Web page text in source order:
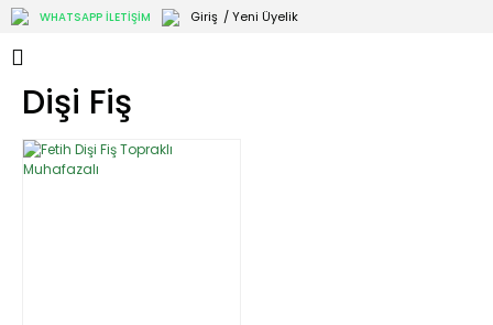
WHATSAPP İLETİŞİM Giriş / Yeni Üyelik
Dişi Fiş